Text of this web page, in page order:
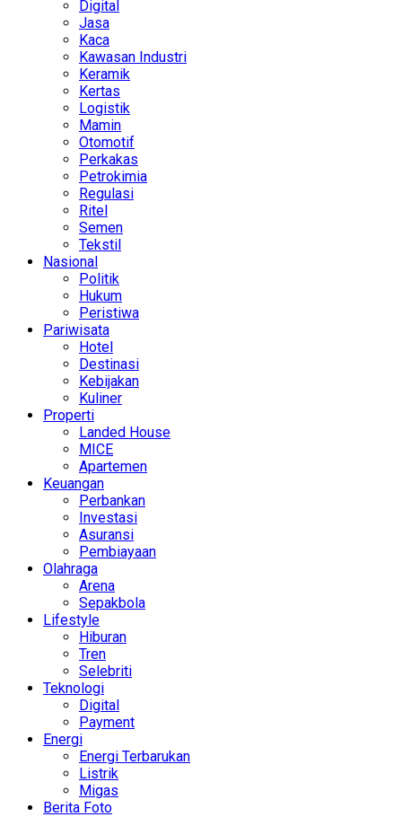
Digital
Jasa
Kaca
Kawasan Industri
Keramik
Kertas
Logistik
Mamin
Otomotif
Perkakas
Petrokimia
Regulasi
Ritel
Semen
Tekstil
Nasional
Politik
Hukum
Peristiwa
Pariwisata
Hotel
Destinasi
Kebijakan
Kuliner
Properti
Landed House
MICE
Apartemen
Keuangan
Perbankan
Investasi
Asuransi
Pembiayaan
Olahraga
Arena
Sepakbola
Lifestyle
Hiburan
Tren
Selebriti
Teknologi
Digital
Payment
Energi
Energi Terbarukan
Listrik
Migas
Berita Foto